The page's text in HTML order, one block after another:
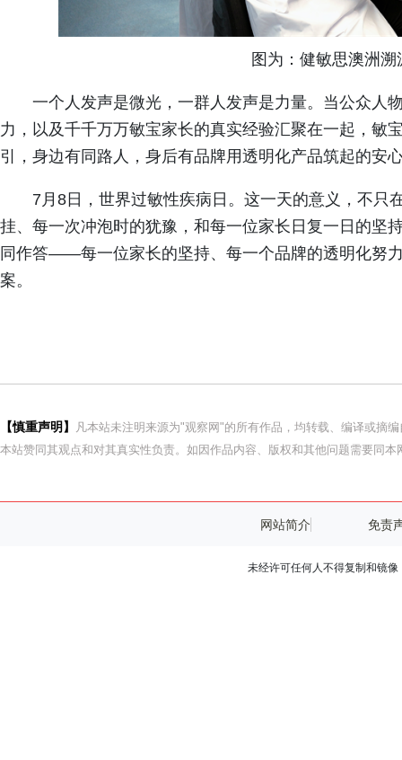
图为：健敏思澳洲
一个人发声是微光，一群人发声是力量。当公众人
力，以及千千万万敏宝家长的真实经验汇聚在一起，
引，身边有同路人，身后有品牌用透明化产品筑起的安
7月8日，世界过敏性疾病日。这一天的意义，不只
挂、每一次冲泡时的犹豫，和每一位家长日复一日的坚
同作答——每一位家长的坚持、每一个品牌的透明化努
案。
【慎重声明】
凡本站未注明来源为"观察网"的所有作品，均转载、编译或摘
本站赞同其观点和对其真实性负责。如因作品内容、版权和其他问题需要同本
网站简介 免责
未经许可任何人不得复制和镜